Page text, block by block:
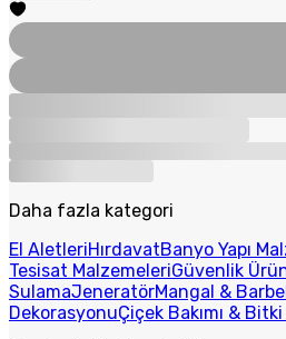
Daha fazla kategori
El AletleriHırdavatBanyo Yapı
Tesisat MalzemeleriGüvenlik
SulamaJeneratörMangal &
DekorasyonuÇiçek Bakımı &